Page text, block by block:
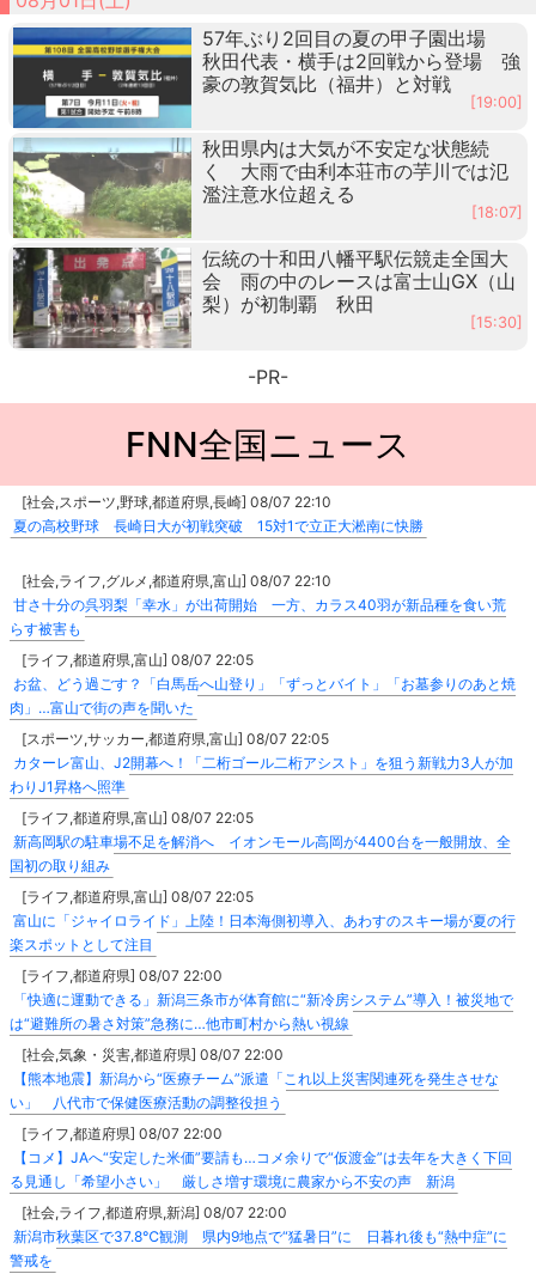
57年ぶり2回目の夏の甲子園出場
秋田代表・横手は2回戦から登場 強
豪の敦賀気比（福井）と対戦
[19:00]
秋田県内は大気が不安定な状態続
く 大雨で由利本荘市の芋川では氾
濫注意水位超える
[18:07]
伝統の十和田八幡平駅伝競走全国大
会 雨の中のレースは富士山GX（山
梨）が初制覇 秋田
[15:30]
-PR-
FNN全国ニュース
[社会,スポーツ,野球,都道府県,長崎] 08/07 22:10
夏の高校野球 長崎日大が初戦突破 15対1で立正大淞南に快勝
[社会,ライフ,グルメ,都道府県,富山] 08/07 22:10
甘さ十分の呉羽梨「幸水」が出荷開始 一方、カラス40羽が新品種を食い荒
らす被害も
[ライフ,都道府県,富山] 08/07 22:05
お盆、どう過ごす？「白馬岳へ山登り」「ずっとバイト」「お墓参りのあと焼
肉」…富山で街の声を聞いた
[スポーツ,サッカー,都道府県,富山] 08/07 22:05
カターレ富山、J2開幕へ！「二桁ゴール二桁アシスト」を狙う新戦力3人が加
わりJ1昇格へ照準
[ライフ,都道府県,富山] 08/07 22:05
新高岡駅の駐車場不足を解消へ イオンモール高岡が4400台を一般開放、全
国初の取り組み
[ライフ,都道府県,富山] 08/07 22:05
富山に「ジャイロライド」上陸！日本海側初導入、あわすのスキー場が夏の行
楽スポットとして注目
[ライフ,都道府県] 08/07 22:00
「快適に運動できる」新潟三条市が体育館に“新冷房システム”導入！被災地で
は“避難所の暑さ対策”急務に…他市町村から熱い視線
[社会,気象・災害,都道府県] 08/07 22:00
【熊本地震】新潟から“医療チーム”派遣「これ以上災害関連死を発生させな
い」 八代市で保健医療活動の調整役担う
[ライフ,都道府県] 08/07 22:00
【コメ】JAへ“安定した米価”要請も…コメ余りで“仮渡金”は去年を大きく下回
る見通し「希望小さい」 厳しさ増す環境に農家から不安の声 新潟
[社会,ライフ,都道府県,新潟] 08/07 22:00
新潟市秋葉区で37.8℃観測 県内9地点で“猛暑日”に 日暮れ後も“熱中症”に
警戒を